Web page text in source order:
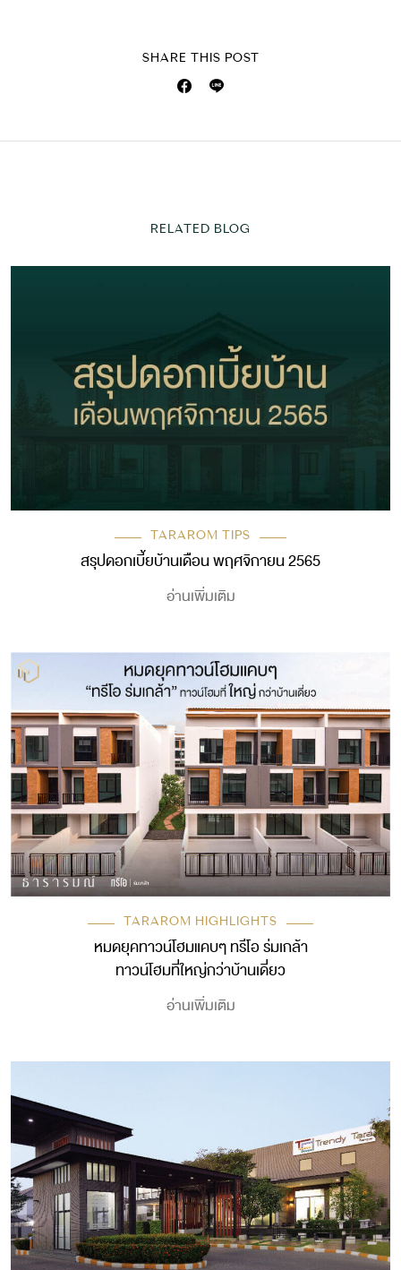
SHARE THIS POST
RELATED BLOG
TARAROM TIPS
สรุปดอกเบี้ยบ้านเดือน พฤศจิกายน 2565
อ่านเพิ่มเติม
TARAROM HIGHLIGHTS
หมดยุคทาวน์โฮมแคบๆ ทรีโอ ร่มเกล้า
ทาวน์โฮมที่ใหญ่กว่าบ้านเดี่ยว
อ่านเพิ่มเติม